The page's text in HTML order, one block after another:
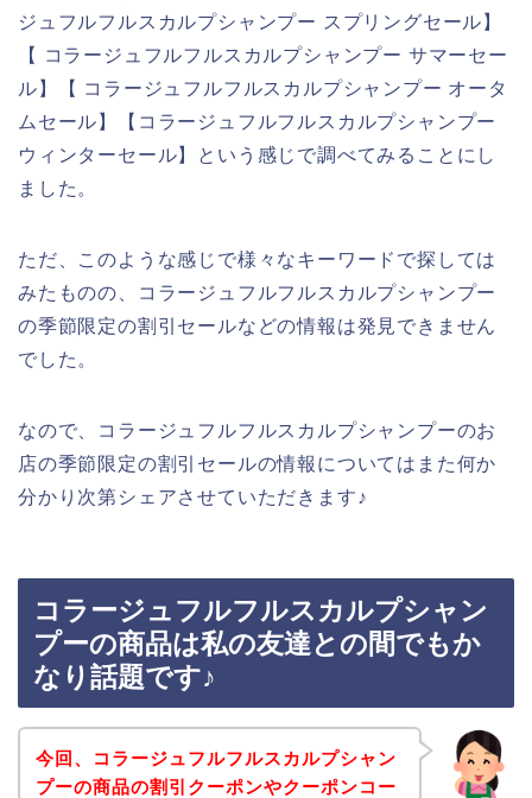
ジュフルフルスカルプシャンプー スプリングセール】
【 コラージュフルフルスカルプシャンプー サマーセー
ル】【 コラージュフルフルスカルプシャンプー オータ
ムセール】【コラージュフルフルスカルプシャンプー
ウィンターセール】という感じで調べてみることにし
ました。
ただ、このような感じで様々なキーワードで探しては
みたものの、コラージュフルフルスカルプシャンプー
の季節限定の割引セールなどの情報は発見できません
でした。
なので、コラージュフルフルスカルプシャンプーのお
店の季節限定の割引セールの情報についてはまた何か
分かり次第シェアさせていただきます♪
コラージュフルフルスカルプシャン
プーの商品は私の友達との間でもか
なり話題です♪
今回、コラージュフルフルスカルプシャン
プーの商品の割引クーポンやクーポンコー